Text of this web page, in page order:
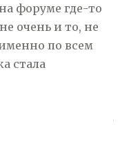
форуме где-то
очень и то, не
по всем
стала